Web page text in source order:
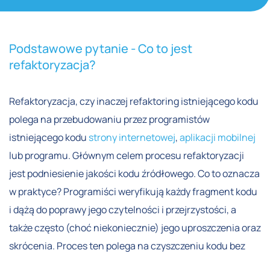
Podstawowe pytanie - Co to jest
refaktoryzacja?
Refaktoryzacja, czy inaczej refaktoring istniejącego kodu
polega na przebudowaniu przez programistów
istniejącego kodu strony internetowej,aplikacji mobilnej
lub programu. Głównym celem procesu refaktoryzacji
jest podniesienie jakości kodu źródłowego. Co to oznacza
w praktyce? Programiści weryfikują każdy fragment kodu
i dążą do poprawy jego czytelności i przejrzystości, a
także często (choć niekoniecznie) jego uproszczenia oraz
skrócenia. Proces ten polega na czyszczeniu kodu bez